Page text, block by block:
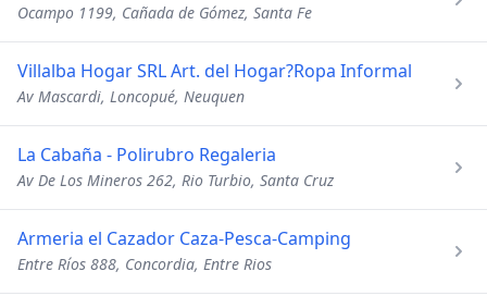
Ocampo 1199, Cañada de Gómez, Santa Fe
Villalba Hogar SRL Art. del Hogar?Ropa Informal
Av Mascardi, Loncopué, Neuquen
La Cabaña - Polirubro Regaleria
Av De Los Mineros 262, Rio Turbio, Santa Cruz
Armeria el Cazador Caza-Pesca-Camping
Entre Ríos 888, Concordia, Entre Rios